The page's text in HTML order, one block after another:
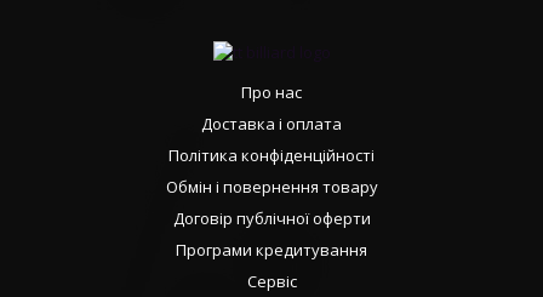
Про нас
Доставка і оплата
Політика конфіденційності
Обмін і повернення товару
Договір публічної оферти
Програми кредитування
Сервіс